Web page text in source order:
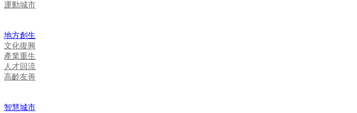
運動城市
地方創生
文化復興
產業重生
人才回流
高齡友善
智慧城市